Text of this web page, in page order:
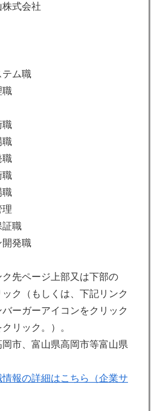
株式会社
テム職
職
職
職
職
職
職
理
証職
開発職
ク先ページ上部又は下部の
ック（もしくは、下記リンク
ーガーアイコンをクリック
リック。）。
岡市、富山県高岡市等富山県
報の詳細はこちら（企業サ